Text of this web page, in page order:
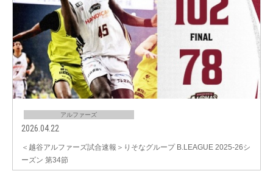
アルファーズ
2026.04.22
＜越谷アルファーズ試合速報＞りそなグループ B.LEAGUE 2025-26シ
ーズン 第34節